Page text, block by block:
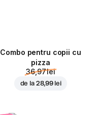
Combo pentru copii cu
pizza
36,97 lei
de la 28,99 lei